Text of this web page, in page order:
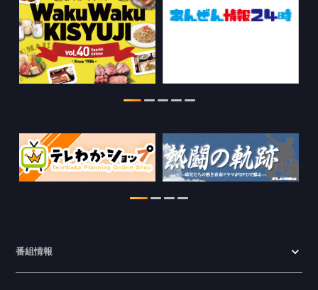
ちゃぶ台おかわりの情報を更新しまし
た。
WTV NEWS6【WAKAYAMA SDGs】の
情報を更新しました。
特別番組【8月】の情報を更新しました。
2026.07.28
わかやま医療ナビの情報を更新しまし
WTV NEWS6【ここ押し！】の情報を更
番組情報